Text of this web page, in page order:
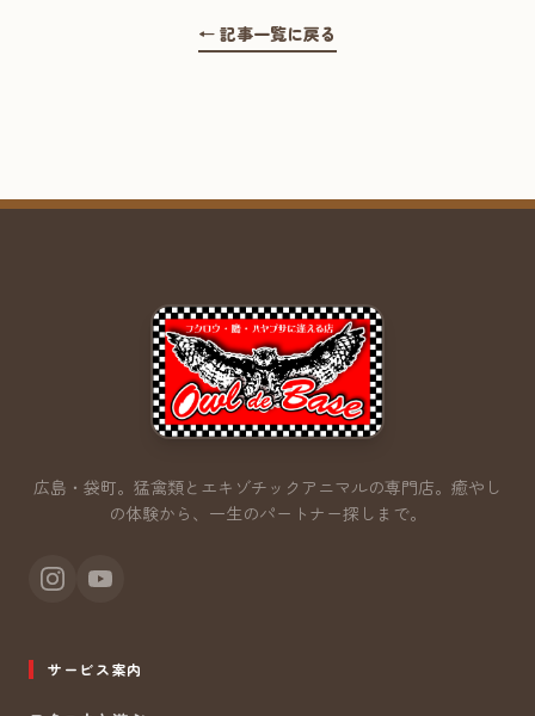
← 記事一覧に戻る
広島・袋町。猛禽類とエキゾチックアニマルの専門店。 癒やし
の体験から、一生のパートナー探しまで。
サービス案内